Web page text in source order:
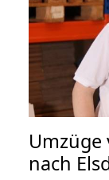
Umzüge
nach